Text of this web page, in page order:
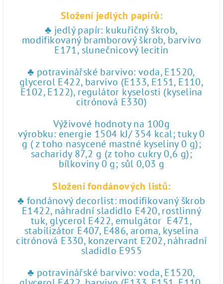
Složení jedlých papírů:
♣ jedlý papír: kukuřičný škrob,
modifikovaný bramborový škrob, barvivo
E171, slunečnicový lecitin
♣ potravinářské barvivo: voda, E1520,
glycerol E422, barvivo (E133, E151, E110,
E102, E122), regulátor kyselosti (kyselina
citrónová E330)
Výživové hodnoty na 100g
výrobku: energie 1504 kJ/ 354 kcal; tuky 0
g ( z toho nasycené mastné kyseliny 0 g);
sacharidy 87,2 g (z toho cukry 0,6 g);
bílkoviny 0 g; sůl 0,03 g
Složení fondánových listů:
♣ fondánový decorlist: modifikovaný škrob
E1422, náhradní sladidlo E420, rostlinný
tuk, glycerol E422, emulgátor E471,
stabilizátor E407, E486, aroma, kyselina
citrónová E330, konzervant E202, náhradní
sladidlo E955
♣ potravinářské barvivo: voda, E1520,